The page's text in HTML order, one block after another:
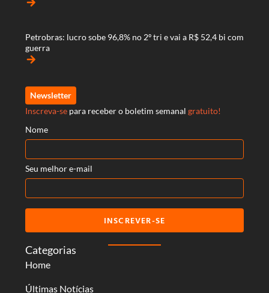
Categorias
Home
Últimas Notícias
Petrobras: lucro sobe 96,8% no 2º tri e vai a R$ 52,4 bi com
guerra
arrow_forward
Newsletter
Inscreva-se para receber o boletim semanal gratuito!
Nome
Seu melhor e-mail
INSCREVER-SE